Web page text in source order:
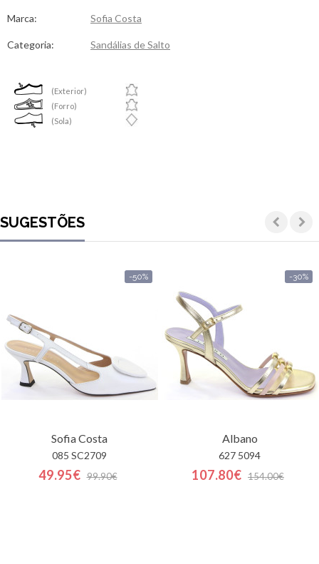
Marca: Sofia Costa
Categoria: Sandálias de Salto
(Exterior)
(Forro)
(Sola)
SUGESTÕES
-50%
Sofia Costa
085 SC2709
49.95€ 99.90€
-30%
Albano
627 5094
107.80€ 154.00€